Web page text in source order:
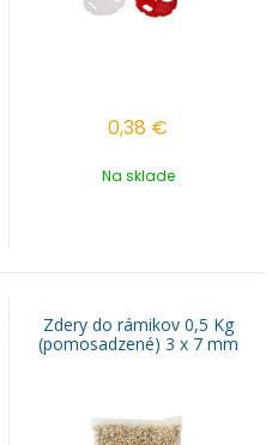
0,38 €
Na sklade
Zdery do rámikov 0,5 Kg
(pomosadzené) 3 x 7 mm